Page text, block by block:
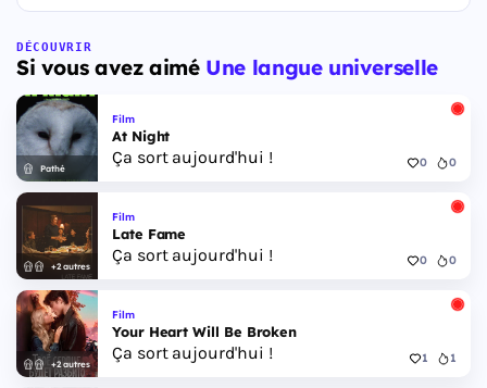
DÉCOUVRIR
Si vous avez aimé Une langue universelle
Pathé
Film
At Night
Ça sort aujourd'hui ! 0 0
+2 autres
Film
Late Fame
Ça sort aujourd'hui ! 0 0
+2 autres
Film
Your Heart Will Be Broken
Ça sort aujourd'hui ! 1 1